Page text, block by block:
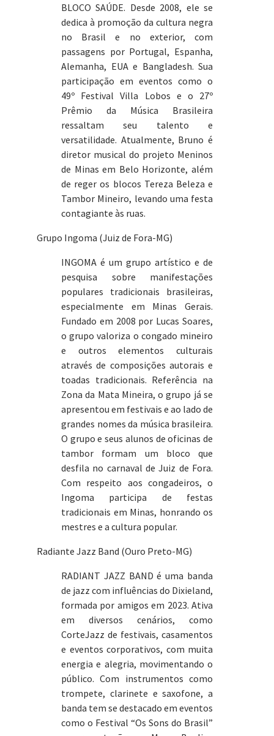
BLOCO SAÚDE. Desde 2008, ele se
dedica à promoção da cultura negra
no Brasil e no exterior, com
passagens por Portugal, Espanha,
Alemanha, EUA e Bangladesh. Sua
participação em eventos como o
49º Festival Villa Lobos e o 27º
Prêmio da Música Brasileira
ressaltam seu talento e
versatilidade. Atualmente, Bruno é
diretor musical do projeto Meninos
de Minas em Belo Horizonte, além
de reger os blocos Tereza Beleza e
Tambor Mineiro, levando uma festa
contagiante às ruas.
Grupo Ingoma (Juiz de Fora-MG)
INGOMA é um grupo artístico e de
pesquisa sobre manifestações
populares tradicionais brasileiras,
especialmente em Minas Gerais.
Fundado em 2008 por Lucas Soares,
o grupo valoriza o congado mineiro
e outros elementos culturais
através de composições autorais e
toadas tradicionais. Referência na
Zona da Mata Mineira, o grupo já se
apresentou em festivais e ao lado de
grandes nomes da música brasileira.
O grupo e seus alunos de oficinas de
tambor formam um bloco que
desfila no carnaval de Juiz de Fora.
Com respeito aos congadeiros, o
Ingoma participa de festas
tradicionais em Minas, honrando os
mestres e a cultura popular.
Radiante Jazz Band (Ouro Preto-MG)
RADIANT JAZZ BAND é uma banda
de jazz com influências do Dixieland,
formada por amigos em 2023. Ativa
em diversos cenários, como
CorteJazz de festivais, casamentos
e eventos corporativos, com muita
energia e alegria, movimentando o
público. Com instrumentos como
trompete, clarinete e saxofone, a
banda tem se destacado em eventos
como o Festival “Os Sons do Brasil”